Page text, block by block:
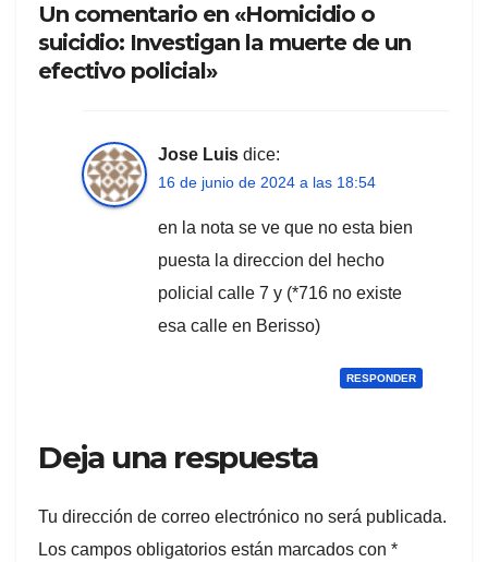
Un comentario en «Homicidio o
suicidio: Investigan la muerte de un
efectivo policial»
Jose Luis dice:
16 de junio de 2024 a las 18:54
en la nota se ve que no esta bien
puesta la direccion del hecho
policial calle 7 y (*716 no existe
esa calle en Berisso)
RESPONDER
Deja una respuesta
Tu dirección de correo electrónico no será publicada.
Los campos obligatorios están marcados con *